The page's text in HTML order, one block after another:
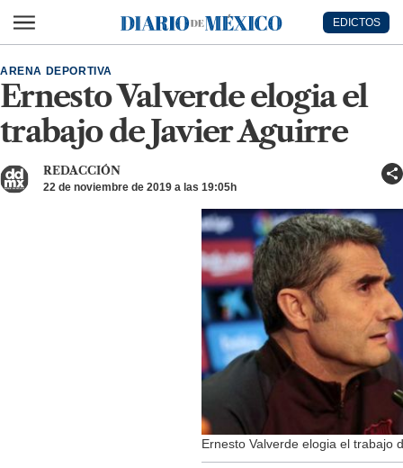
Diario de México
EDICTOS
Ernesto Valverde elogia el
trabajo de Javier Aguirre
ARENA DEPORTIVA
REDACCIÓN
22 de noviembre de 2019 a las 19:05h
Ernesto Valverde elogia el trabajo